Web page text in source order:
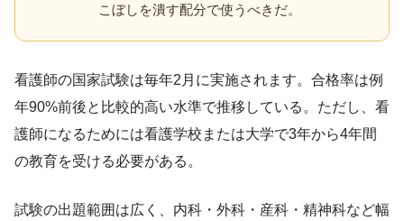
こぼしを潰す配分で使うべきだ。
看護師の国家試験は毎年2月に実施されます。合格率は例
年90%前後と比較的高い水準で推移している。ただし、看
護師になるためには看護学校または大学で3年から4年間
の教育を受ける必要がある。
試験の出題範囲は広く、内科・外科・産科・精神科など幅